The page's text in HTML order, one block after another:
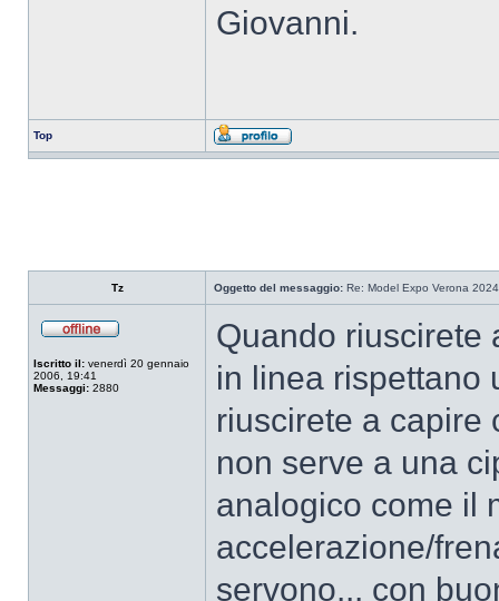
Giovanni.
Top
Tz Oggetto del messaggio: Re: Model Expo Verona 2024
Iscritto il: venerdì 20 gennaio
2006, 19:41
Messaggi: 2880
Quando riuscirete
in linea rispettano
riuscirete a capire
non serve a una
analogico come il
accelerazione/
servono... con